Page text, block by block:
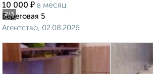
2/3
10 000 ₽ в месяц
Береговая 5
Агентство, 02.08.2026